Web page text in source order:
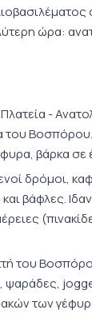
ώρα:
Πλατεία -
του
βάρκα σε
δρόμοι,
βάφλες.
του
των